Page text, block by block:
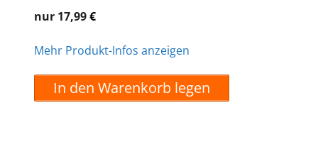
nur 17,99€
Mehr Produkt-Infos anzeigen
In den Warenkorb legen